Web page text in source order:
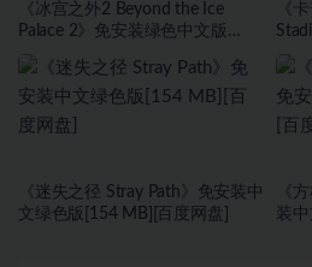
《冰宫之外2 Beyond the Ice
Palace 2》免安装绿色中文版
《
《迷失之径 Stray Path》免安装中
文绿色版[154 MB][百度网盘]
《
装